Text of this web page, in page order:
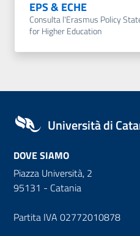
EPS & ECHE
Consulta l'Erasmus Policy
for Higher Education
Università di
DOVE SIAMO
Piazza Università, 2
95131 - Catania
Partita IVA 02772010878